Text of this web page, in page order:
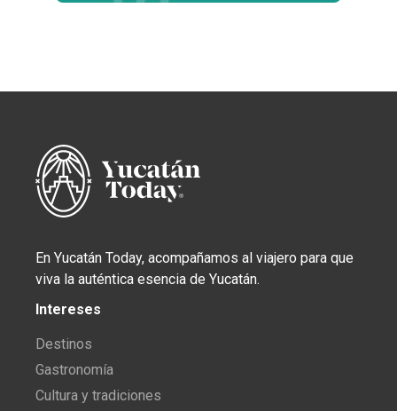
En Yucatán Today, acompañamos al viajero para que
viva la auténtica esencia de Yucatán.
Intereses
Destinos
Gastronomía
Cultura y tradiciones